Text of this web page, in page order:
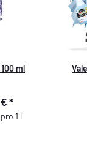
ml
*
1 l